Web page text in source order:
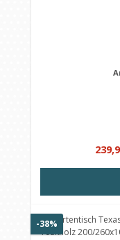
-38% Rabatt